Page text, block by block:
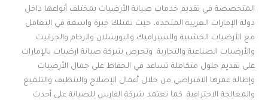
المتخصصة في تقديم خدمات صيانة الأرضيات بمختلف أنواعها داخل
دولة الإمارات العربية المتحدة، حيث تمتلك خبرة واسعة في التعامل
مع الأرضيات الخشبية والسيراميك والبورسلان والرخام والجرانيت
والأرضيات الصناعية والتجارية. وتحرص شركة صيانة ارضيات بالإمارات
على تقديم حلول متكاملة تساعد في الحفاظ على جمال الأرضيات
وإطالة عمرها الافتراضي من خلال أعمال الإصلاح والتنظيف والتلميع
والمعالجة الاحترافية. كما تعتمد شركة الفارس للصيانة على أحدث